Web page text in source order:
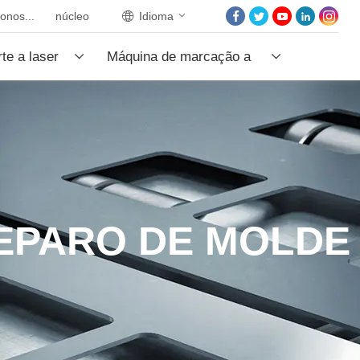
Idioma
núcleo
a laser Máquina de marcação a
CASA
QUEM SOMOS
PROJETOS
NOTÍCIA
FALE CONOSCO
NÚCLEO
DE MOLDE